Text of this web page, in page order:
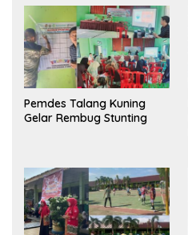
Pasar
Pemdes Talang Kuning
Gelar Rembug Stunting